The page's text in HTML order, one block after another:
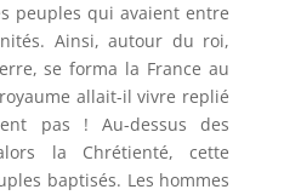
peuples qui avaient entre
Ainsi, autour du roi,
se forma la France au
allait-il vivre replié
pas ! Au-dessus des
la Chrétienté, cette
baptisés. Les hommes